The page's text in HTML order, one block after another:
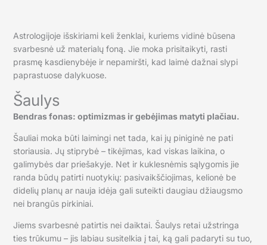
Astrologijoje išskiriami keli ženklai, kuriems vidinė būsena
svarbesnė už materialų foną. Jie moka prisitaikyti, rasti
prasmę kasdienybėje ir nepamiršti, kad laimė dažnai slypi
paprastuose dalykuose.
Šaulys
Bendras fonas: optimizmas ir gebėjimas matyti plačiau.
Šauliai moka būti laimingi net tada, kai jų piniginė ne pati
storiausia. Jų stiprybė – tikėjimas, kad viskas laikina, o
galimybės dar priešakyje. Net ir kuklesnėmis sąlygomis jie
randa būdų patirti nuotykių: pasivaikščiojimas, kelionė be
didelių planų ar nauja idėja gali suteikti daugiau džiaugsmo
nei brangūs pirkiniai.
Jiems svarbesnė patirtis nei daiktai. Šaulys retai užstringa
ties trūkumu – jis labiau susitelkia į tai, ką gali padaryti su tuo,